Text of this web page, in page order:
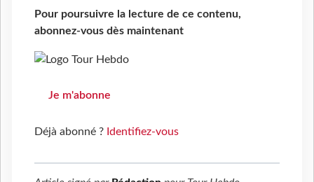
Pour poursuivre la lecture de ce contenu,
abonnez-vous dès maintenant
Je m'abonne
Déjà abonné ? Identifiez-vous